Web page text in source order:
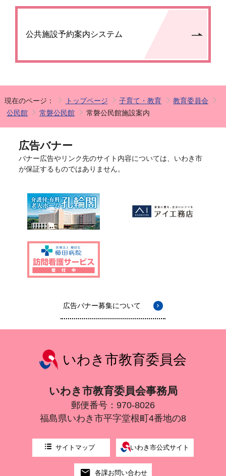
公共施設予約案内システム
現在のページ： トップページ 子育て・教育
教育委員会
公民館
常磐公民館 常磐公民館施設案内
広告バナー
バナー広告やリンク先のサイト内容については、いわき市
が保証するものではありません。
広告バナー募集について
いわき市教育委員会
いわき市教育委員会事務局
郵便番号：970-8026
福島県いわき市平字堂根町4番地の8
サイトマップ いわき市公式サイト
各課お問い合わせ